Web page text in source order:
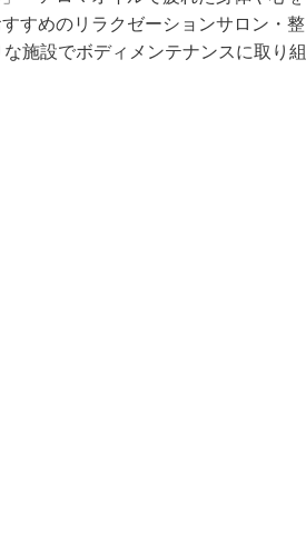
すめのリラクゼーションサロン・整
施設でボディメンテナンスに取り組